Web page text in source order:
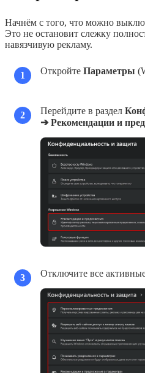
Начнём с того, что можно
Это не остановит слежку
навязчивую рекламу.
1 Откройте Параметры
2 Перейдите в раздел
➔ Рекомендации и
3 Отключите все